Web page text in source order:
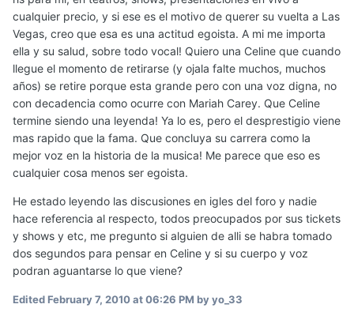
cualquier precio, y si ese es el motivo de querer su vuelta a Las
Vegas, creo que esa es una actitud egoista. A mi me importa
ella y su salud, sobre todo vocal! Quiero una Celine que cuando
llegue el momento de retirarse (y ojala falte muchos, muchos
años) se retire porque esta grande pero con una voz digna, no
con decadencia como ocurre con Mariah Carey. Que Celine
termine siendo una leyenda! Ya lo es, pero el desprestigio viene
mas rapido que la fama. Que concluya su carrera como la
mejor voz en la historia de la musica! Me parece que eso es
cualquier cosa menos ser egoista.
He estado leyendo las discusiones en igles del foro y nadie
hace referencia al respecto, todos preocupados por sus tickets
y shows y etc, me pregunto si alguien de alli se habra tomado
dos segundos para pensar en Celine y si su cuerpo y voz
podran aguantarse lo que viene?
EditedFebruary 7, 2010 at 06:26 PM by yo_33